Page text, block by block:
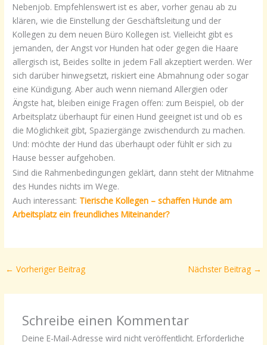
Nebenjob. Empfehlenswert ist es aber, vorher genau ab zu
klären, wie die Einstellung der Geschäftsleitung und der
Kollegen zu dem neuen Büro Kollegen ist. Vielleicht gibt es
jemanden, der Angst vor Hunden hat oder gegen die Haare
allergisch ist, Beides sollte in jedem Fall akzeptiert werden. Wer
sich darüber hinwegsetzt, riskiert eine Abmahnung oder sogar
eine Kündigung. Aber auch wenn niemand Allergien oder
Ängste hat, bleiben einige Fragen offen: zum Beispiel, ob der
Arbeitsplatz überhaupt für einen Hund geeignet ist und ob es
die Möglichkeit gibt, Spaziergänge zwischendurch zu machen.
Und: möchte der Hund das überhaupt oder fühlt er sich zu
Hause besser aufgehoben.
Sind die Rahmenbedingungen geklärt, dann steht der Mitnahme
des Hundes nichts im Wege.
Auch interessant: Tierische Kollegen – schaffen Hunde am
Arbeitsplatz ein freundliches Miteinander?
← Vorheriger Beitrag Nächster Beitrag →
Schreibe einen Kommentar
Deine E-Mail-Adresse wird nicht veröffentlicht. Erforderliche